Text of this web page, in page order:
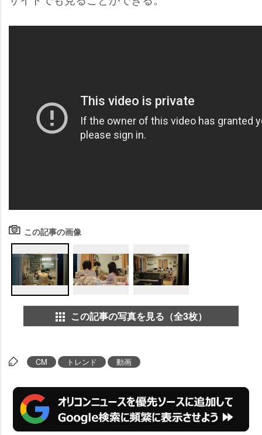
この記事の画像
この記事の写真を見る（全3枚）
CM トレンド 動画